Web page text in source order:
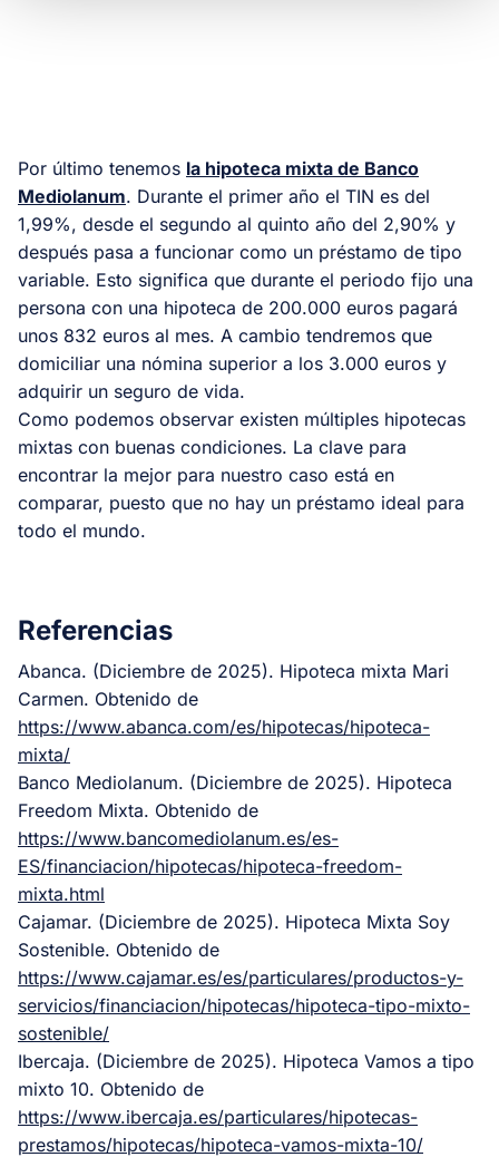
Por último tenemos la hipoteca mixta de Banco
Mediolanum. Durante el primer año el TIN es del
1,99%, desde el segundo al quinto año del 2,90% y
después pasa a funcionar como un préstamo de tipo
variable. Esto significa que durante el periodo fijo una
persona con una hipoteca de 200.000 euros pagará
unos 832 euros al mes. A cambio tendremos que
domiciliar una nómina superior a los 3.000 euros y
adquirir un seguro de vida.
Como podemos observar existen múltiples hipotecas
mixtas con buenas condiciones. La clave para
encontrar la mejor para nuestro caso está en
comparar, puesto que no hay un préstamo ideal para
todo el mundo.
Referencias
Abanca. (Diciembre de 2025). Hipoteca mixta Mari
Carmen. Obtenido de
https://www.abanca.com/es/hipotecas/hipoteca-
mixta/
Banco Mediolanum. (Diciembre de 2025). Hipoteca
Freedom Mixta. Obtenido de
https://www.bancomediolanum.es/es-
ES/financiacion/hipotecas/hipoteca-freedom-
mixta.html
Cajamar. (Diciembre de 2025). Hipoteca Mixta Soy
Sostenible. Obtenido de
https://www.cajamar.es/es/particulares/productos-y-
servicios/financiacion/hipotecas/hipoteca-tipo-mixto-
sostenible/
Ibercaja. (Diciembre de 2025). Hipoteca Vamos a tipo
mixto 10. Obtenido de
https://www.ibercaja.es/particulares/hipotecas-
prestamos/hipotecas/hipoteca-vamos-mixta-10/